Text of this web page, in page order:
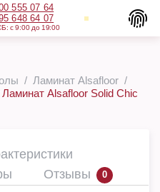
555 07 64
648 64 07
с 9:00 до 19:00
Ламинат Alsafloor
Alsafloor Solid Chic
Отзывы 0